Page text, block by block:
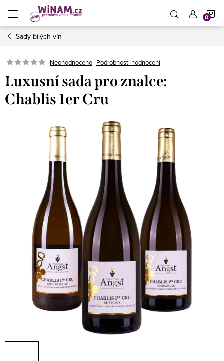
obsah
Sady bílých vín
Neohodnoceno Podrobnosti hodnocení
Luxusní sada pro znalce:
Chablis 1er Cru